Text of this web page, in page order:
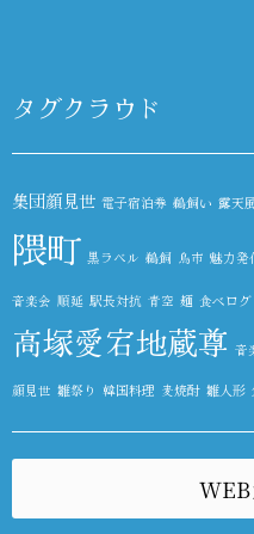
タグクラウド
集団顔見世 電子宿泊券 鵜飼い 露天
隈町 黒ラベル 鵜飼 鳥市 魅力発
音楽会 順延 駅長対抗 青空 麺 食べログ
高塚愛宕地蔵尊 音
顔見世 雛祭り 韓国料理 麦焼酎 雛人形